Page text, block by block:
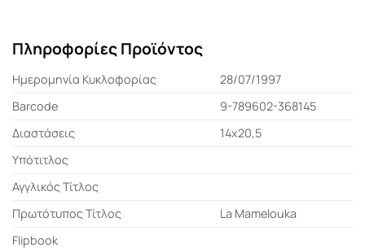
Πληροφορίες Προϊόντος
Ημερομηνία Κυκλοφορίας
28/07/1997
Barcode
9-789602-368145
Διαστάσεις
14x20,5
Υπότιτλος
Αγγλικός Τίτλος
Πρωτότυπος Τίτλος
La Mamelouka
Flipbook